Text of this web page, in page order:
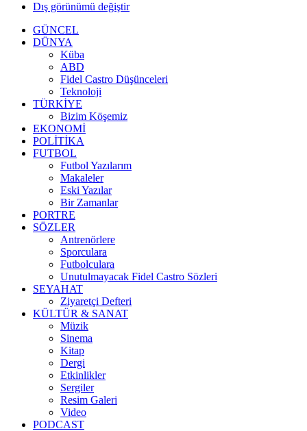
Dış görünümü değiştir
GÜNCEL
DÜNYA
Küba
ABD
Fidel Castro Düşünceleri
Teknoloji
TÜRKİYE
Bizim Köşemiz
EKONOMİ
POLİTİKA
FUTBOL
Futbol Yazılarım
Makaleler
Eski Yazılar
Bir Zamanlar
PORTRE
SÖZLER
Antrenörlere
Sporculara
Futbolculara
Unutulmayacak Fidel Castro Sözleri
SEYAHAT
Ziyaretçi Defteri
KÜLTÜR & SANAT
Müzik
Sinema
Kitap
Dergi
Etkinlikler
Sergiler
Resim Galeri
Video
PODCAST